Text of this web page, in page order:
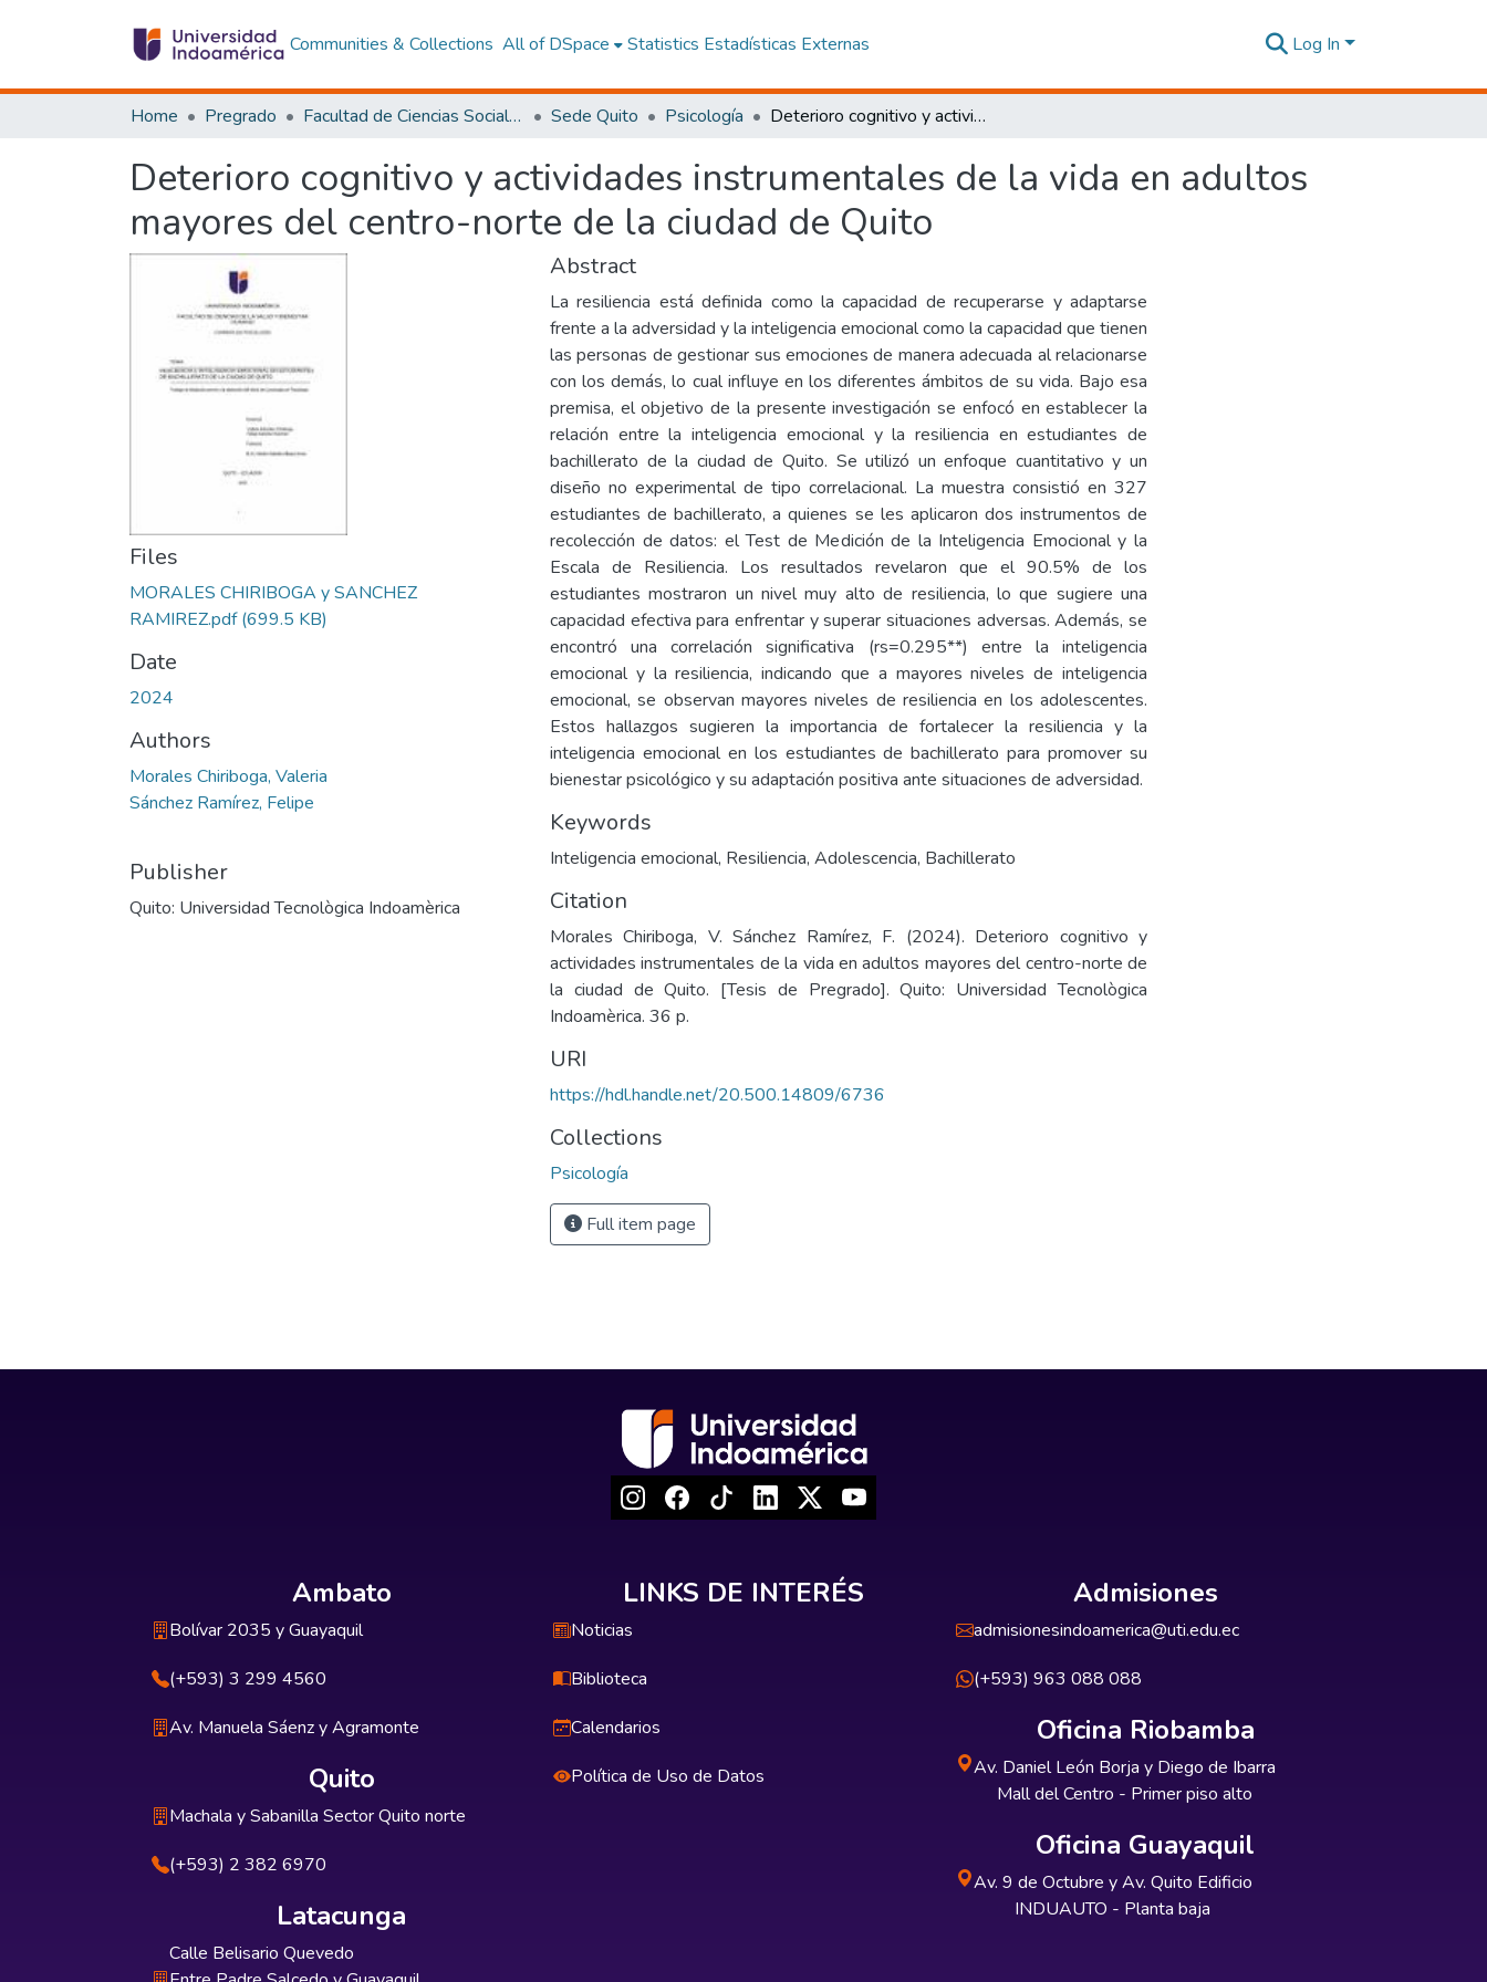
Communities & Collections All of DSpace Statistics Estadísticas Externas Log In
Home Pregrado Facultad de Ciencias Sociales y Humanas Sede Quito Psicología Deterioro cognitivo y actividades instrumentales de la vida en adultos mayores del centro-norte de la ciudad de Quito
Deterioro cognitivo y actividades instrumentales de la vida en adultos
mayores del centro-norte de la ciudad de Quito
Files
MORALES CHIRIBOGA y SANCHEZ
RAMIREZ.pdf(699.5 KB)
Date
2024
Authors
Morales Chiriboga, Valeria
Sánchez Ramírez, Felipe
Publisher
Quito: Universidad Tecnològica Indoamèrica
Abstract
La resiliencia está definida como la capacidad de recuperarse y adaptarse
frente a la adversidad y la inteligencia emocional como la capacidad que tienen
las personas de gestionar sus emociones de manera adecuada al relacionarse
con los demás, lo cual influye en los diferentes ámbitos de su vida. Bajo esa
premisa, el objetivo de la presente investigación se enfocó en establecer la
relación entre la inteligencia emocional y la resiliencia en estudiantes de
bachillerato de la ciudad de Quito. Se utilizó un enfoque cuantitativo y un
diseño no experimental de tipo correlacional. La muestra consistió en 327
estudiantes de bachillerato, a quienes se les aplicaron dos instrumentos de
recolección de datos: el Test de Medición de la Inteligencia Emocional y la
Escala de Resiliencia. Los resultados revelaron que el 90.5% de los
estudiantes mostraron un nivel muy alto de resiliencia, lo que sugiere una
capacidad efectiva para enfrentar y superar situaciones adversas. Además, se
encontró una correlación significativa (rs=0.295**) entre la inteligencia
emocional y la resiliencia, indicando que a mayores niveles de inteligencia
emocional, se observan mayores niveles de resiliencia en los adolescentes.
Estos hallazgos sugieren la importancia de fortalecer la resiliencia y la
inteligencia emocional en los estudiantes de bachillerato para promover su
bienestar psicológico y su adaptación positiva ante situaciones de adversidad.
Keywords
Inteligencia emocional, Resiliencia, Adolescencia, Bachillerato
Citation
Morales Chiriboga, V. Sánchez Ramírez, F. (2024). Deterioro cognitivo y
actividades instrumentales de la vida en adultos mayores del centro-norte de
la ciudad de Quito. [Tesis de Pregrado]. Quito: Universidad Tecnològica
Indoamèrica. 36 p.
URI
https://hdl.handle.net/20.500.14809/6736
Collections
Psicología
Full item page
Ambato
Bolívar 2035 y Guayaquil
(+593) 3 299 4560
Av. Manuela Sáenz y Agramonte
Quito
Machala y Sabanilla Sector Quito norte
(+593) 2 382 6970
Latacunga
Calle Belisario Quevedo
LINKS DE INTERÉS
Noticias
Biblioteca
Calendarios
Política de Uso de Datos
Admisiones
admisionesindoamerica@uti.edu.ec
(+593) 963 088 088
Oficina Riobamba
Av. Daniel León Borja y Diego de Ibarra
Mall del Centro - Primer piso alto
Oficina Guayaquil
Av. 9 de Octubre y Av. Quito Edificio
INDUAUTO - Planta baja